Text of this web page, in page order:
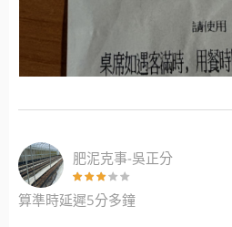
肥泥克事-吳正分
算準時延遲5分多鐘